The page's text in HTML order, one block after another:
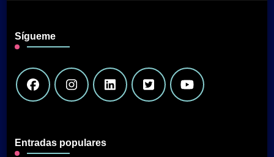
Sígueme
Entradas populares